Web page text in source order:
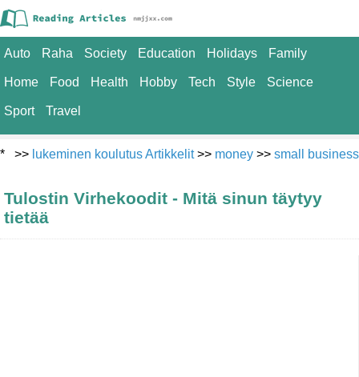
Auto Raha Society Education Holidays Family
Home Food Health Hobby Tech Style Science
Sport Travel
* >> lukeminen koulutus Artikkelit>> money >> small business
Tulostin Virhekoodit - Mitä sinun täytyy
tietää